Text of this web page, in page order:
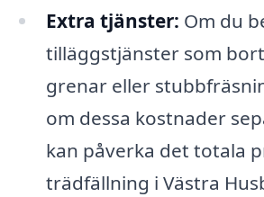
Extra tjänster: Om du
tilläggstjänster som
grenar eller
om dessa kostnader
kan påverka det totala
trädfällning i Västra